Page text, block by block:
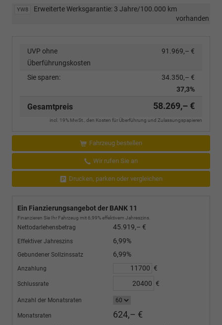
YW8
Erweiterte Werksgarantie: 3 Jahre/100.000 km
vorhanden
UVP ohne
Überführungskosten
91.969,– €
Sie sparen:
34.350,– €
37,3%
Gesamtpreis 58.269,– €
incl. 19% MwSt., den Kosten für Überführung und Zulassungspapieren
Fahrzeug bestellen
Wir rufen Sie an
Drucken, parken oder vergleichen
Ein Fianzierungsangebot der BANK 11
Finanzieren Sie Ihr Fahrzeug mit 6,99% effektivem Jahreszins.
Nettodarlehensbetrag 45.919,– €
Effektiver Jahreszins 6,99%
Gebundener Sollzinssatz 6,99%
Anzahlung €
Schlussrate €
Anzahl der Monatsraten
Monatsraten 624,– €